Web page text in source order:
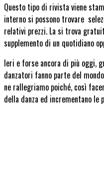
Questo tipo di rivista viene
interno si possono trovare
relativi prezzi. La si trova
supplemento di un quotidiano
Ieri e forse ancora di più oggi,
danzatori fanno parte del mondo
ne rallegriamo poiché, così
della danza ed incrementano le